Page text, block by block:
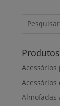
Acessórios
Acessórios
Almofadas